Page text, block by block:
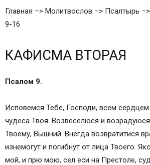
Главная –> Молитвослов –> Псалтырь
9-16
КАФИСМА ВТОРАЯ
Псалом 9.
Исповемся Тебе, Господи, всем
чудеса Твоя. Возвеселюся и
Твоему, Вышний. Внегда возвратитися
изнемогут и погибнут от лица Твоего.
мой, и прю мою, сел еси на Престоле,